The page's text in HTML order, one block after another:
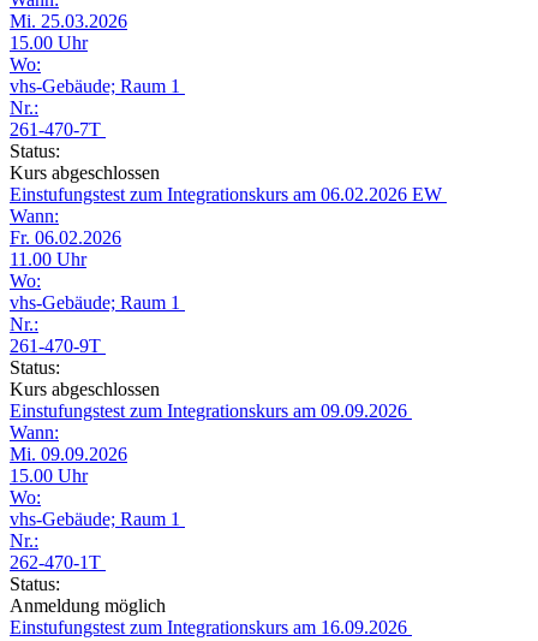
Mi. 25.03.2026
15.00 Uhr
Wo:
vhs-Gebäude; Raum 1
Nr.:
261-470-7T
Status:
Kurs abgeschlossen
Einstufungstest zum Integrationskurs am 06.02.2026 EW
Wann:
Fr. 06.02.2026
11.00 Uhr
Wo:
vhs-Gebäude; Raum 1
Nr.:
261-470-9T
Status:
Kurs abgeschlossen
Einstufungstest zum Integrationskurs am 09.09.2026
Wann:
Mi. 09.09.2026
15.00 Uhr
Wo:
vhs-Gebäude; Raum 1
Nr.:
262-470-1T
Status:
Anmeldung möglich
Einstufungstest zum Integrationskurs am 16.09.2026